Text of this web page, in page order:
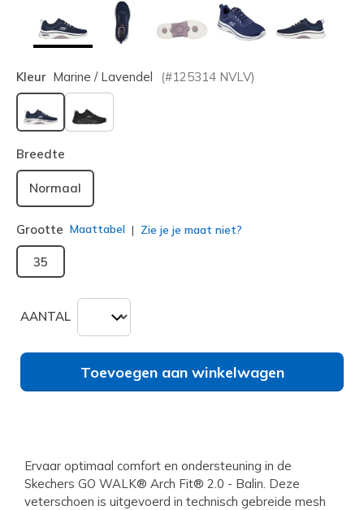
Kleur Marine / Lavendel (#125314 NVLV)
geselecteerd
Breedte
Normaal
Grootte Maattabel Zie je je maat niet?
35
AANTAL
Toevoegen aan winkelwagen
Ervaar optimaal comfort en ondersteuning in de
Skechers GO WALK® Arch Fit® 2.0 - Balin. Deze
veterschoen is uitgevoerd in technisch gebreide mesh